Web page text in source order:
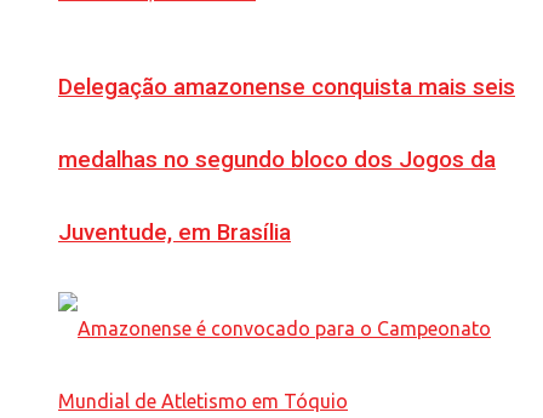
Delegação amazonense conquista mais seis
medalhas no segundo bloco dos Jogos da
Juventude, em Brasília